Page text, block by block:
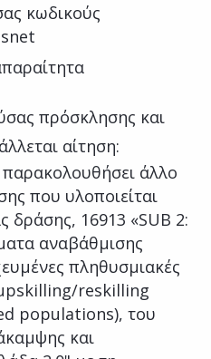
κωδικούς
πρόσκλησης και
αίτηση:
άλλο
που υλοποιείται
δράσης, 16913 «SUB 2:
αναβάθμισης
πληθυσμιακές
reskilling
populations), του
και